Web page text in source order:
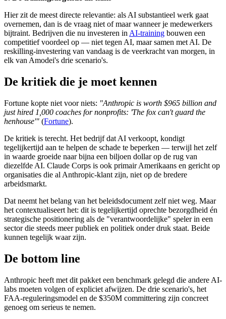
Hier zit de meest directe relevantie: als AI substantieel werk gaat
overnemen, dan is de vraag niet of maar wanneer je medewerkers
bijtraint. Bedrijven die nu investeren in AI-training bouwen een
competitief voordeel op — niet tegen AI, maar samen met AI. De
reskilling-investering van vandaag is de veerkracht van morgen, in
elk van Amodei's drie scenario's.
De kritiek die je moet kennen
Fortune kopte niet voor niets: "Anthropic is worth $965 billion and
just hired 1,000 coaches for nonprofits: 'The fox can't guard the
henhouse'" (Fortune).
De kritiek is terecht. Het bedrijf dat AI verkoopt, kondigt
tegelijkertijd aan te helpen de schade te beperken — terwijl het zelf
in waarde groeide naar bijna een biljoen dollar op de rug van
diezelfde AI. Claude Corps is ook primair Amerikaans en gericht op
organisaties die al Anthropic-klant zijn, niet op de bredere
arbeidsmarkt.
Dat neemt het belang van het beleidsdocument zelf niet weg. Maar
het contextualiseert het: dit is tegelijkertijd oprechte bezorgdheid én
strategische positionering als de "verantwoordelijke" speler in een
sector die steeds meer publiek en politiek onder druk staat. Beide
kunnen tegelijk waar zijn.
De bottom line
Anthropic heeft met dit pakket een benchmark gelegd die andere AI-
labs moeten volgen of expliciet afwijzen. De drie scenario's, het
FAA-reguleringsmodel en de $350M committering zijn concreet
genoeg om serieus te nemen.